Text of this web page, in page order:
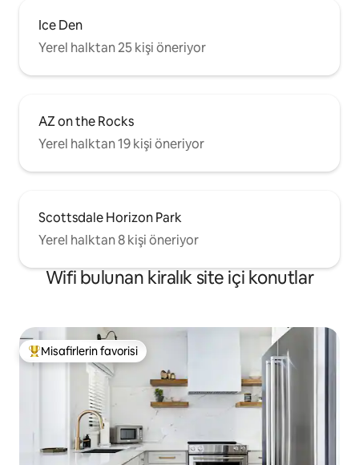
Ice Den
Yerel halktan 25 kişi öneriyor
AZ on the Rocks
Yerel halktan 19 kişi öneriyor
Scottsdale Horizon Park
Yerel halktan 8 kişi öneriyor
Wifi bulunan kiralık site içi konutlar
Misafirlerin favorilerinden en beğenilenler arasında
Misafirlerin favorisi